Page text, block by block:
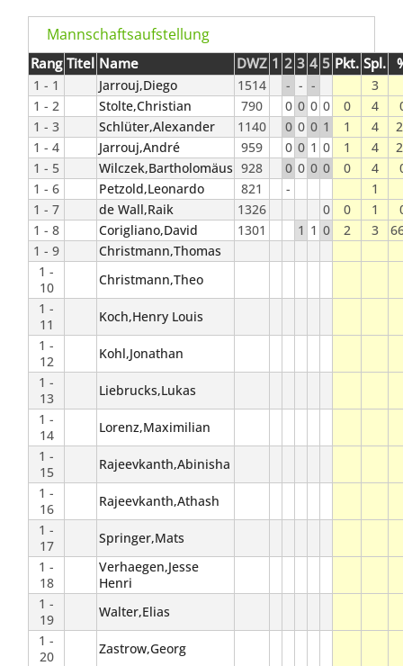
Mannschaftsaufstellung
Rang Titel Name DWZ 1 2 3 4 5 Pkt. Spl.
1 - 1 Jarrouj,Diego 1514 - - -
3
1 - 2
Stolte,Christian 790 0 0 0 0 0 4
1 - 3
Schlüter,Alexander 1140 0 0 0 1 1 4
1 - 4
Jarrouj,André 959 0 0 1 0 1 4
1 - 5
Wilczek,Bartholomäus 928 0 0 0 0 0 4
1 - 6
Petzold,Leonardo 821 -
1
1 - 7
de Wall,Raik 1326 0 0 1
1 - 8
Corigliano,David 1301 1 1 0 2 3
1 - 9
Christmann,Thomas
1 -
10
Christmann,Theo
1 -
11
Koch,Henry Louis
1 -
12
Kohl,Jonathan
1 -
13
Liebrucks,Lukas
1 -
14
Lorenz,Maximilian
1 -
15
Rajeevkanth,Abinisha
1 -
16
Rajeevkanth,Athash
1 -
17
Springer,Mats
1 -
18
Verhaegen,Jesse
Henri
1 -
19
Walter,Elias
1 -
20
Zastrow,Georg